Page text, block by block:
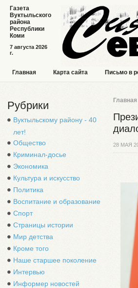
7 августа 2026
г.
Газета
Вуктыльского
района
Республики
Коми
Главная Карта сайта Письмо в
Рубрики
Вуктыльскому району - 40
лет!
Общество
Криминал-досье
Экономика
Культура и искусство
Политика
Воспитание и образование
Спорт
Страницы истории
Мир детства
Кроме того
Наше старшее поколение
Интервью
Информер новостей
Главная
28 МАЯ